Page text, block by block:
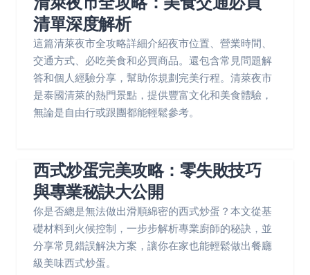
清單深度解析
這篇清萊夜市全攻略詳細介紹夜市位置、營業時間、
交通方式、必吃美食和必買商品。還包含常見問題解
答和個人經驗分享，幫助你規劃完美行程。清萊夜市
是泰國清萊的熱門景點，提供豐富文化和美食體驗，
無論是自由行或跟團都能輕鬆參考。
西式炒蛋完美攻略：零失敗技巧
與專業秘訣大公開
你是否總是無法做出滑順綿密的西式炒蛋？本文從基
礎材料到火候控制，一步步解析專業廚師的秘訣，並
分享常見錯誤解決方案，讓你在家也能輕鬆做出餐廳
級美味西式炒蛋。